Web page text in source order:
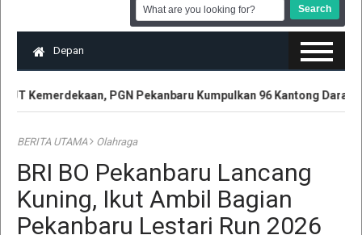
Depan
Kemerdekaan, PGN Pekanbaru Kumpulkan 96 Kantong Darah
BERITA UTAMA Olahraga
BRI BO Pekanbaru Lancang
Kuning, Ikut Ambil Bagian
Pekanbaru Lestari Run 2026